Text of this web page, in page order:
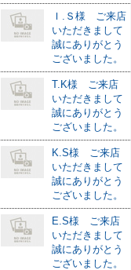
Ｉ.Ｓ様 ご来店
いただきまして
誠にありがとう
ございました。
T.K様 ご来店
いただきまして
誠にありがとう
ございました。
K.S様 ご来店
いただきまして
誠にありがとう
ございました。
E.S様 ご来店
いただきまして
誠にありがとう
ございました。